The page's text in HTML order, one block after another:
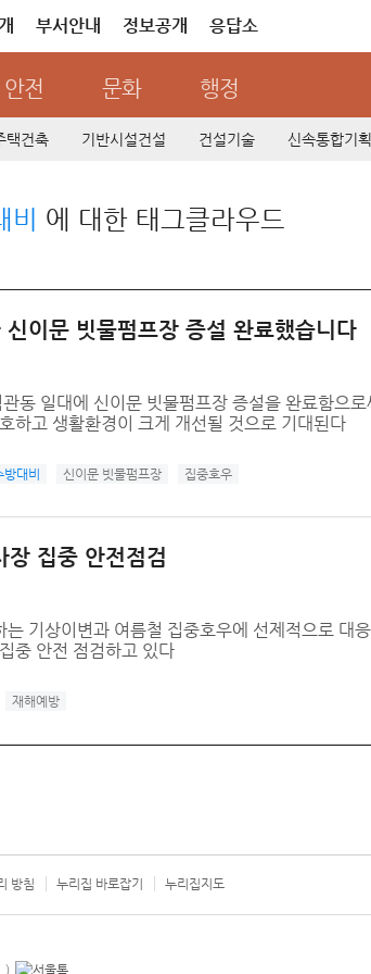
부서안내 정보공개 응답소
안전 문화 행정
택건축 기반시설건설 건설기술 신속통합기획
비 에 대한 태그클라우드
이문 빗물펌프장 증설 완료했습니다
동 일대에 신이문 빗물펌프장 증설을 완료함으
하고 생활환경이 크게 개선될 것으로 기대된다
방대비 신이문 빗물펌프장 집중호우
장 집중 안전점검
기상이변과 여름철 집중호우에 선제적으로 대
중 안전 점검하고 있다
재해예방
방침 누리집 바로잡기 누리집지도
)